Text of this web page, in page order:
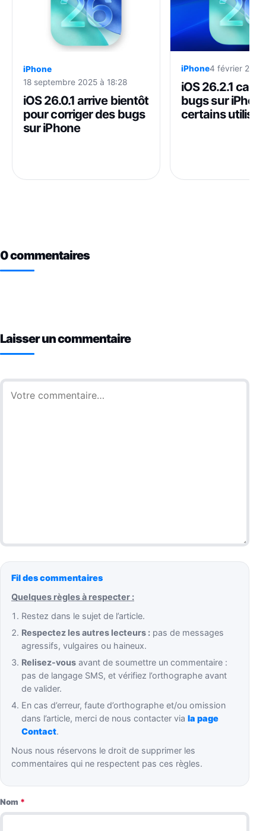
iPhone
18 septembre 2025 à 18:28
iOS 26.0.1 arrive bientôt
pour corriger des bugs
sur iPhone
iPhone4 février 2026
iOS 26.2.1
bugs sur
certains
0 commentaires
Laisser un commentaire
Commentaire
Fil des commentaires
Quelques règles à respecter :
Restez dans le sujet de l’article.
Respectez les autres lecteurs : pas de messages
agressifs, vulgaires ou haineux.
Relisez-vous avant de soumettre un commentaire :
pas de langage SMS, et vérifiez l’orthographe avant
de valider.
En cas d’erreur, faute d’orthographe et/ou omission
dans l’article, merci de nous contacter viala page
Contact.
Nous nous réservons le droit de supprimer les
commentaires qui ne respectent pas ces règles.
Nom *